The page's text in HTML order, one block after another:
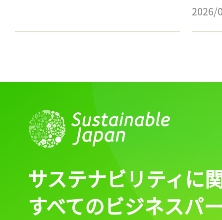
2026/
サステナビリティに
すべてのビジネスパ